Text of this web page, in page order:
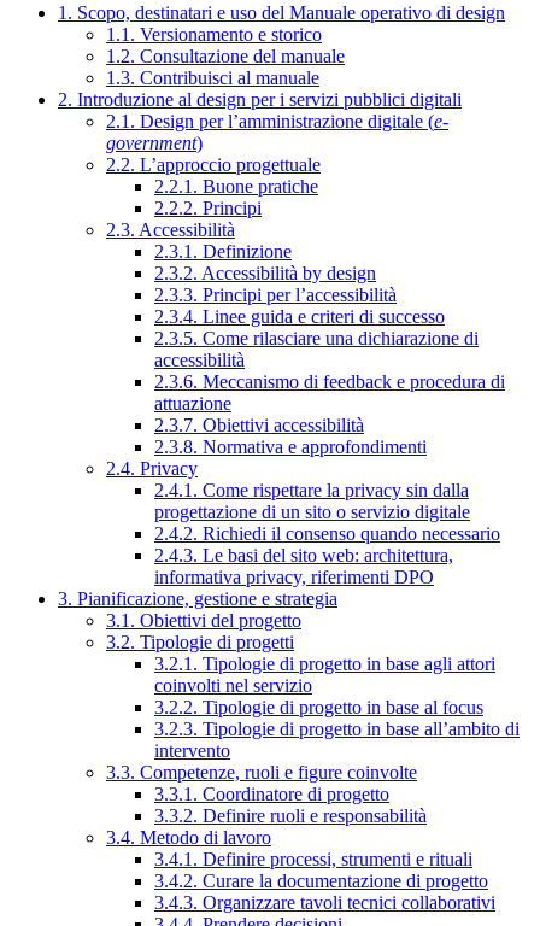
1. Scopo, destinatari e uso del Manuale operativo di design
1.1. Versionamento e storico
1.2. Consultazione del manuale
1.3. Contribuisci al manuale
2. Introduzione al design per i servizi pubblici digitali
2.1. Design per l’amministrazione digitale (e-
government)
2.2. L’approccio progettuale
2.2.1. Buone pratiche
2.2.2. Principi
2.3. Accessibilità
2.3.1. Definizione
2.3.2. Accessibilità by design
2.3.3. Principi per l’accessibilità
2.3.4. Linee guida e criteri di successo
2.3.5. Come rilasciare una dichiarazione di
accessibilità
2.3.6. Meccanismo di feedback e procedura di
attuazione
2.3.7. Obiettivi accessibilità
2.3.8. Normativa e approfondimenti
2.4. Privacy
2.4.1. Come rispettare la privacy sin dalla
progettazione di un sito o servizio digitale
2.4.2. Richiedi il consenso quando necessario
2.4.3. Le basi del sito web: architettura,
informativa privacy, riferimenti DPO
3. Pianificazione, gestione e strategia
3.1. Obiettivi del progetto
3.2. Tipologie di progetti
3.2.1. Tipologie di progetto in base agli attori
coinvolti nel servizio
3.2.2. Tipologie di progetto in base al focus
3.2.3. Tipologie di progetto in base all’ambito di
intervento
3.3. Competenze, ruoli e figure coinvolte
3.3.1. Coordinatore di progetto
3.3.2. Definire ruoli e responsabilità
3.4. Metodo di lavoro
3.4.1. Definire processi, strumenti e rituali
3.4.2. Curare la documentazione di progetto
3.4.3. Organizzare tavoli tecnici collaborativi